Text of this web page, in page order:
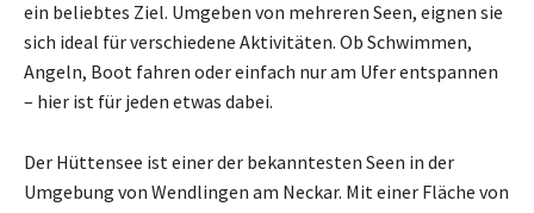
ein beliebtes Ziel. Umgeben von mehreren Seen, eignen sie
sich ideal für verschiedene Aktivitäten. Ob Schwimmen,
Angeln, Boot fahren oder einfach nur am Ufer entspannen
– hier ist für jeden etwas dabei.
Der Hüttensee ist einer der bekanntesten Seen in der
Umgebung von Wendlingen am Neckar. Mit einer Fläche von